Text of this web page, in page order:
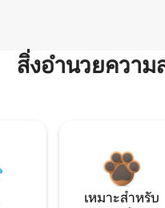
สิ่งอำนวยควา
เหมาะสำหรับ